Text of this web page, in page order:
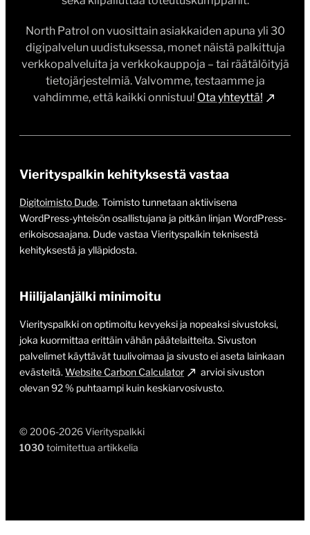
North Patrol on vuosittain asiakkaiden apuna yli 30
digipalvelun uudistuksessa, monet näistä palkittuja
verkkopalveluita ja verkkokauppoja – tai räätälöityjä
tietojärjestelmiä. Valvomme, testaamme ja
vahdimme, että kaikki onnistuu! Ota yhteyttä!
© 2006-2026 Vierityspalkki
1030 toimitettua artikkelia
Vierityspalkin kehityksestä vastaa
Digitoimisto Dude. Toimisto tunnetaan aktiivisena
WordPress-yhteisön osallistujana ja pitkän linjan WordPress-
erikoisosaajana. Dude vastaa Vierityspalkin teknisestä
kehityksestä ja ylläpidosta.
Hiilijalanjälki minimoitu
Vierityspalkki on optimoitu kevyeksi ja nopeaksi sivustoksi,
joka kuormittaa erittäin vähän päätelaitteita. Sivuston
palvelimet käyttävät tuulivoimaa ja sivusto ei aseta lainkaan
evästeitä. Website Carbon Calculator
arvioi sivuston
olevan 92 % puhtaampi kuin keskiarvosivusto.